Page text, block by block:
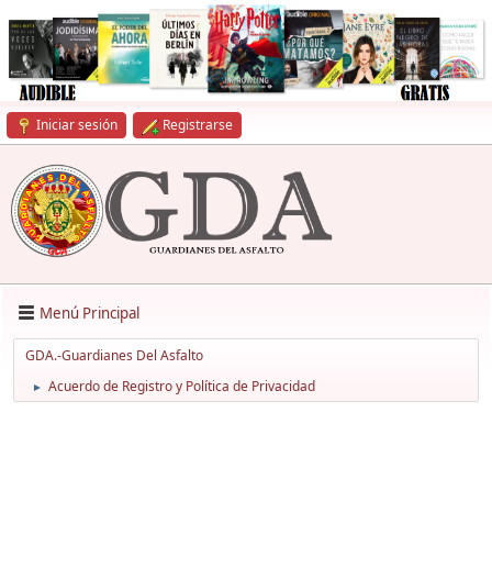
Iniciar sesión Registrarse
Menú Principal
GDA.-Guardianes Del Asfalto
► Acuerdo de Registro y Política de Privacidad